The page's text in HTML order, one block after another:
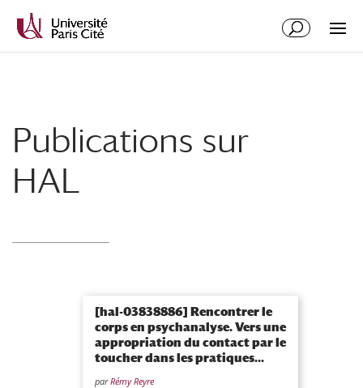
contenu
Publications sur
HAL
[hal-03838886] Rencontrer le
corps en psychanalyse. Vers une
appropriation du contact par le
toucher dans les pratiques...
parRémy Reyre